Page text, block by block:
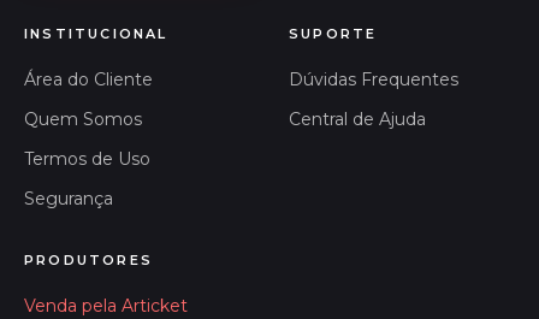
INSTITUCIONAL
Área do Cliente
Quem Somos
Termos de Uso
Segurança
SUPORTE
Dúvidas Frequentes
Central de Ajuda
PRODUTORES
Venda pela Articket